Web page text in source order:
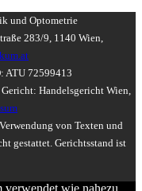
und Optometrie
283/9, 1140 Wien,
ATU 72599413
Handelsgericht Wien,
von Texten und
gestattet. Gerichtsstand ist
verwendet wie nahezu